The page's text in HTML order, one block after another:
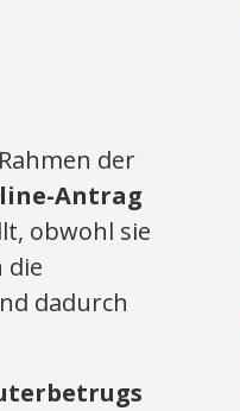
der
Antrag
obwohl sie
die
dadurch